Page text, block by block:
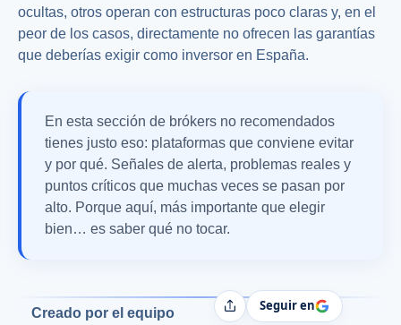
ocultas, otros operan con estructuras poco claras y, en el
peor de los casos, directamente no ofrecen las garantías
que deberías exigir como inversor en España.
En esta sección de brókers no recomendados
tienes justo eso: plataformas que conviene evitar
y por qué. Señales de alerta, problemas reales y
puntos críticos que muchas veces se pasan por
alto. Porque aquí, más importante que elegir
bien… es saber qué no tocar.
Creado por el equipo
CompartirSeguir en